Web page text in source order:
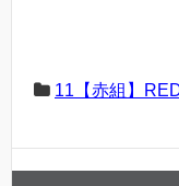
11【赤組】